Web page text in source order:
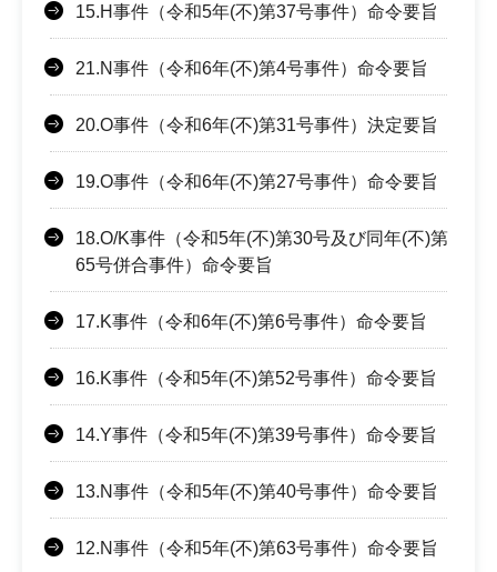
15.H事件（令和5年(不)第37号事件）命令要旨
21.N事件（令和6年(不)第4号事件）命令要旨
20.O事件（令和6年(不)第31号事件）決定要旨
19.O事件（令和6年(不)第27号事件）命令要旨
18.O/K事件（令和5年(不)第30号及び同年(不)第
65号併合事件）命令要旨
17.K事件（令和6年(不)第6号事件）命令要旨
16.K事件（令和5年(不)第52号事件）命令要旨
14.Y事件（令和5年(不)第39号事件）命令要旨
13.N事件（令和5年(不)第40号事件）命令要旨
12.N事件（令和5年(不)第63号事件）命令要旨